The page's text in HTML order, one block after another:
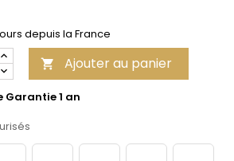
depuis la France
 Ajouter au panier
Garantie 1 an